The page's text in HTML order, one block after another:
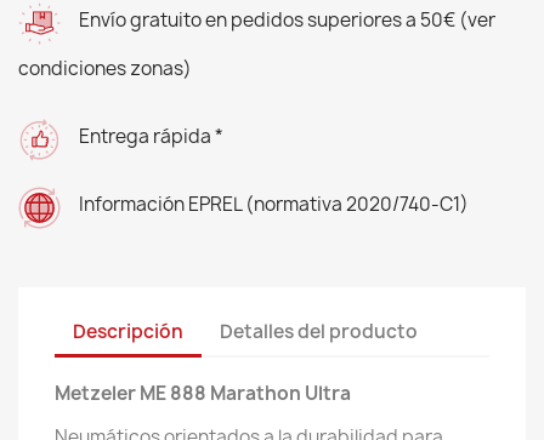
Envío gratuito en pedidos superiores a 50€ (ver
condiciones zonas)
Entrega rápida *
Información EPREL (normativa 2020/740-C1)
Descripción Detalles del producto
Metzeler ME 888 Marathon Ultra